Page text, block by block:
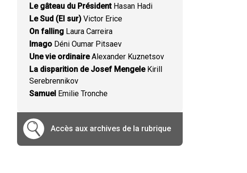
Le gâteau du PrésidentHasan Hadi
Le Sud (El sur) Victor Erice
On falling Laura Carreira
Imago Déni Oumar Pitsaev
Une vie ordinaireAlexander Kuznetsov
La disparition de Josef MengeleKirill
Serebrennikov
Samuel Emilie Tronche
Accès aux archives de la rubrique